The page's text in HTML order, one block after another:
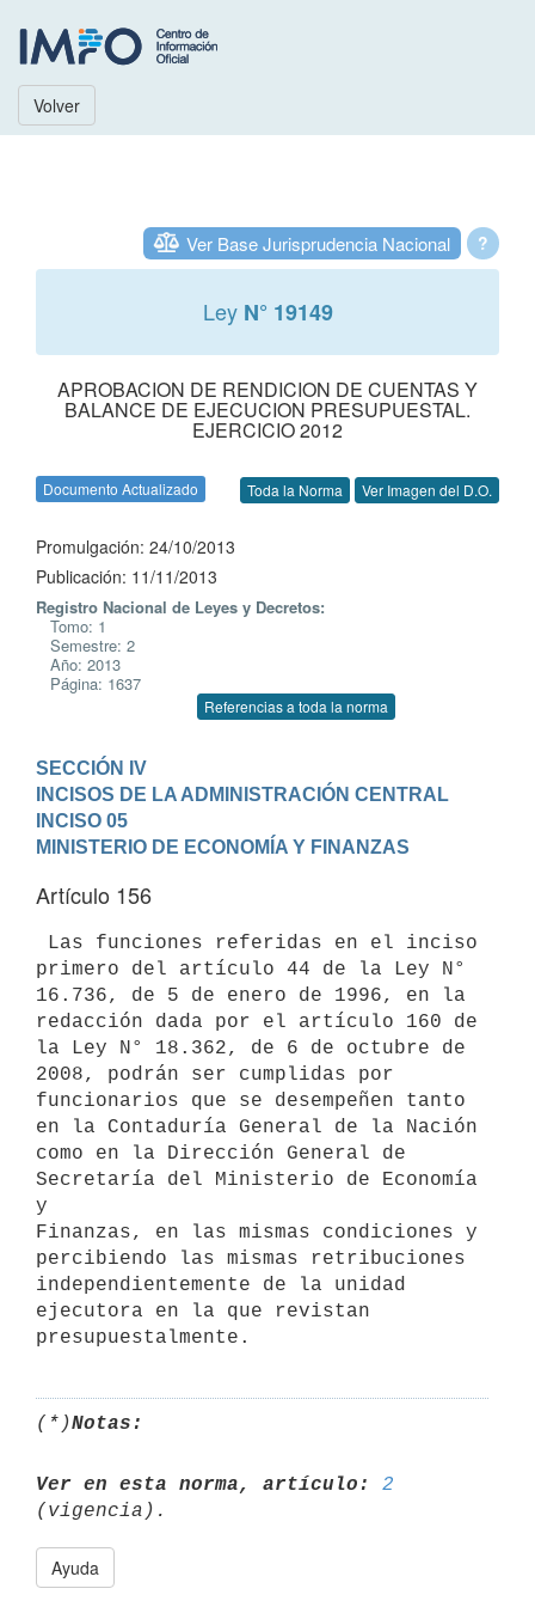
Volver
?
Ver Base Jurisprudencia Nacional
Ley N° 19149
APROBACION DE RENDICION DE CUENTAS Y
BALANCE DE EJECUCION PRESUPUESTAL.
EJERCICIO 2012
Documento Actualizado Toda la Norma Ver Imagen del D.O.
Promulgación: 24/10/2013
Publicación: 11/11/2013
Registro Nacional de Leyes y Decretos:
Tomo: 1
Semestre: 2
Año: 2013
Página: 1637
Referencias a toda la norma
SECCIÓN IV
INCISOS DE LA ADMINISTRACIÓN CENTRAL
INCISO 05
MINISTERIO DE ECONOMÍA Y FINANZAS
Artículo 156
primero del artículo 44 de la Ley N°
16.736, de 5 de enero de 1996, en la
redacción dada por el artículo 160 de
la Ley N° 18.362, de 6 de octubre de
2008, podrán ser cumplidas por
funcionarios que se desempeñen tanto
en la Contaduría General de la Nación
como en la Dirección General de
Secretaría del Ministerio de Economía
y
Finanzas, en las mismas condiciones y
percibiendo las mismas retribuciones
independientemente de la unidad
ejecutora en la que revistan
presupuestalmente.
(*)Notas:
Ver en esta norma, artículo:
2
Ayuda